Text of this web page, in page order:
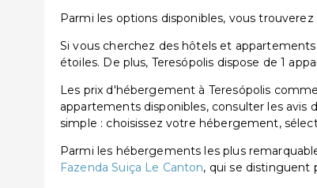
Parmi les options disponibles, vous
Si vous cherchez des hôtels et
étoiles. De plus, Teresópolis dispose de 1
Les prix d'hébergement à Teresópolis
appartements disponibles, consulter les
simple : choisissez votre hébergement,
Parmi les hébergements les plus
Fazenda Suiça Le Canton, qui se distinguent